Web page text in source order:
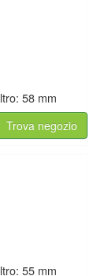
58 mm
Trova negozio
55 mm